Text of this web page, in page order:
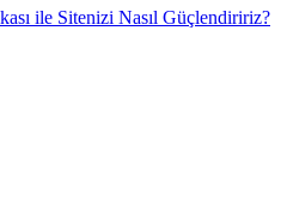
ile Sitenizi Nasıl Güçlendiririz?